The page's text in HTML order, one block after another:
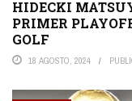
HIDECKI
PRIMER
GOLF
18 AGOSTO, 2024